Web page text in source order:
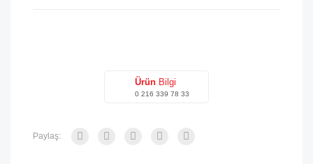
Ürün Bilgi
0 216 339 78 33
Paylaş: